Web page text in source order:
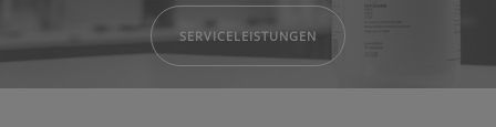
SERVICELEISTUNGEN